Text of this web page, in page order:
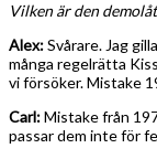
Vilken är den
Alex:Svårare. Jag
många regelrätta
vi försöker. Mistake
Carl:Mistake från
passar dem inte för